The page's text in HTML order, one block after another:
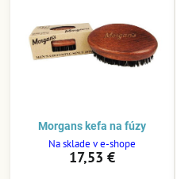
Morgans kefa na fúzy
Na sklade v e-shope
17,53 €